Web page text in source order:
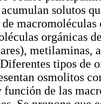
solutos
orgánicas
metilaminas,
tipos de
osmolitos
de las